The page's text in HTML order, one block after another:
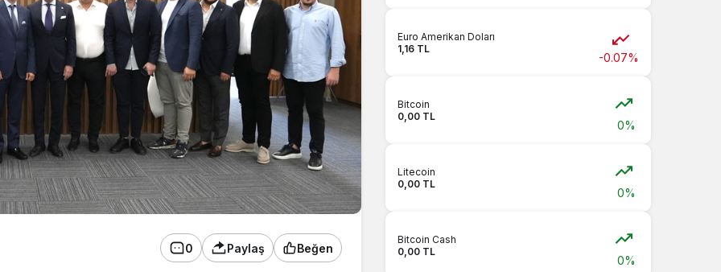
0 Paylaş Beğen
Euro Amerikan Doları
1,16 TL
-0.07%
Bitcoin
0,00 TL
0%
Litecoin
0,00 TL
0%
Bitcoin Cash
0,00 TL
0%